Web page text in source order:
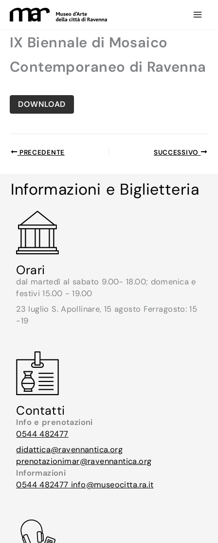
IX Biennale di Mosaico
Contemporaneo di Ravenna
DOWNLOAD
PRECEDENTE SUCCESSIVO
Informazioni e Biglietteria
Orari
dal martedì al sabato 9.00- 18.00; domenica e
festivi 15.00 - 19.00
23 luglio S. Apollinare, 15 agosto Ferragosto: 15
-19
Contatti
Info e prenotazioni
0544 482477
didattica@ravennantica.org
prenotazionimar@ravennantica.org
Informazioni
0544 482477 info@museocitta.ra.it